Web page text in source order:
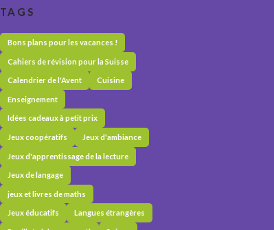
TAGS
Bons plans pour les vacances !
Cahiers de révision pour la Suisse
Calendrier de l'Avent Cuisine
Enseignement
Idées cadeaux à petit prix
Jeux coopératifs Jeux d'ambiance
Jeux d'apprentissage de la lecture
Jeux de langage
jeux et livres de maths
Jeux éducatifs Langues étrangères